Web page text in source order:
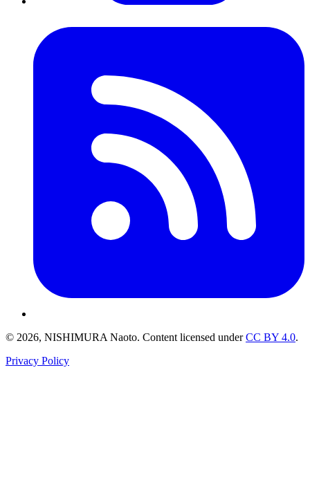
© 2026, NISHIMURA Naoto. Content licensed underCC BY 4.0.
Privacy Policy